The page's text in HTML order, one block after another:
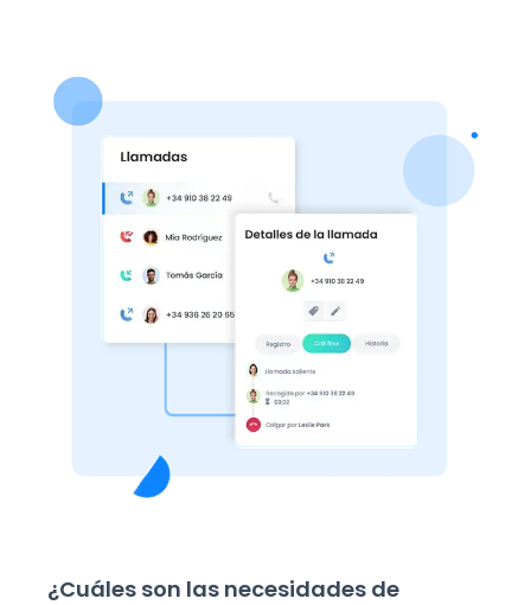
¿Cuáles son las necesidades de